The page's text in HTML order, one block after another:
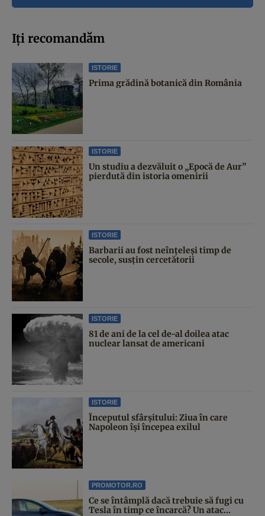
Iți recomandăm
ISTORIE
Prima grădină botanică din România
ISTORIE
Un studiu a dezvăluit o „Epocă de Aur”
pierdută din istoria omenirii
ISTORIE
Barbarii au fost neînțeleși timp de
secole, susțin cercetătorii
ISTORIE
81 de ani de la cel de-al doilea atac
nuclear lansat de americani
ISTORIE
Începutul sfârşitului: Ziua în care
Napoleon îşi începea exilul
PROMOTOR.RO
Ce se întâmplă dacă trebuie să fugi cu
Tesla în timp ce încarcă? Un atac...